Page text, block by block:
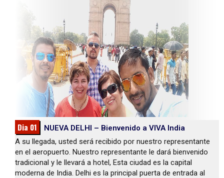
Dia 01
NUEVA DELHI – Bienvenido a VIVA India
A su llegada, usted será recibido por nuestro representante
en el aeropuerto. Nuestro representante le dará bienvenido
tradicional y le llevará a hotel, Esta ciudad es la capital
moderna de India. Delhi es la principal puerta de entrada al